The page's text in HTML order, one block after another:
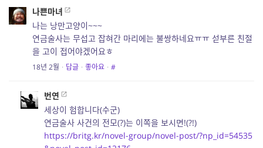
나쁜마녀
나는 낭만고양이~~~
연금술사는 무섭고 잡혀간 마리에는 불쌍하네요ㅠㅠ 섣부른 친절
을 고이 접어야겠어요ㅎ
18년 2월 · 답글 · 좋아요 · #
번연
세상이 험합니다(수군)
연금술사 사건의 전모(?)는 이쪽을 보시면!(?!)
https://britg.kr/novel-group/novel-post/?np_id=54535